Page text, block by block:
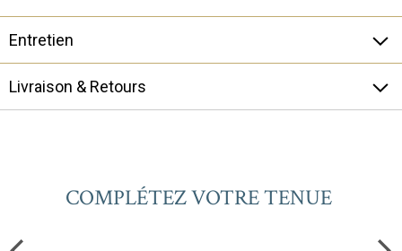
Entretien
Livraison & Retours
COMPLÉTEZ VOTRE TENUE